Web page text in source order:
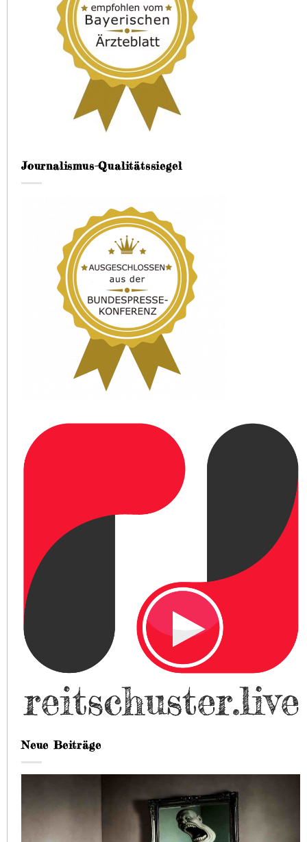
Journalismus-Qualitätssiegel
Neue Beiträge